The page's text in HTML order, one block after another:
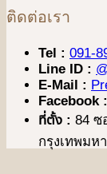
ติดต่อเรา
Tel : 091-
Line ID :
E-Mail :
Facebook :
ที่ตั้ง : 84 ซ
กรุงเทพมห